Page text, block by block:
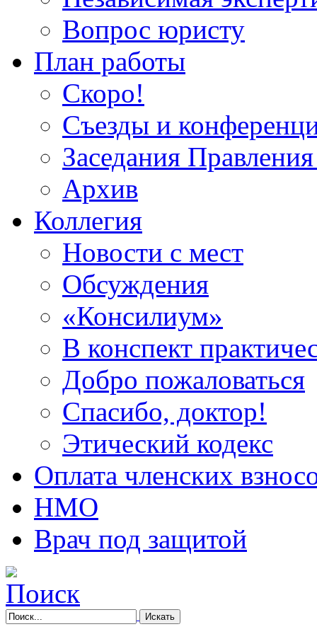
Вопрос юристу
План работы
Скоро!
Съезды и
Заседания
Архив
Коллегия
Новости с мест
Обсуждения
«Консилиум»
В конспект
Добро пожаловаться
Спасибо, доктор!
Этический кодекс
Оплата членских
НМО
Врач под защитой